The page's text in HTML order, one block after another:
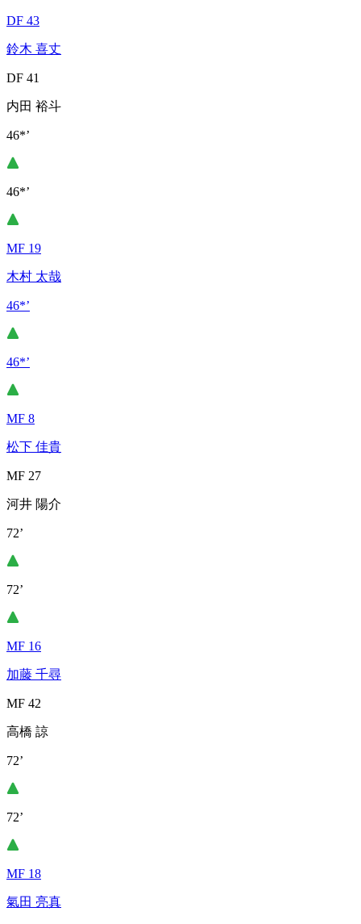
DF 43
鈴木 喜丈
DF 41
内田 裕斗
46*’
46*’
MF 19
木村 太哉
46*’
46*’
MF 8
松下 佳貴
MF 27
河井 陽介
72’
72’
MF 16
加藤 千尋
MF 42
高橋 諒
72’
72’
MF 18
氣田 亮真